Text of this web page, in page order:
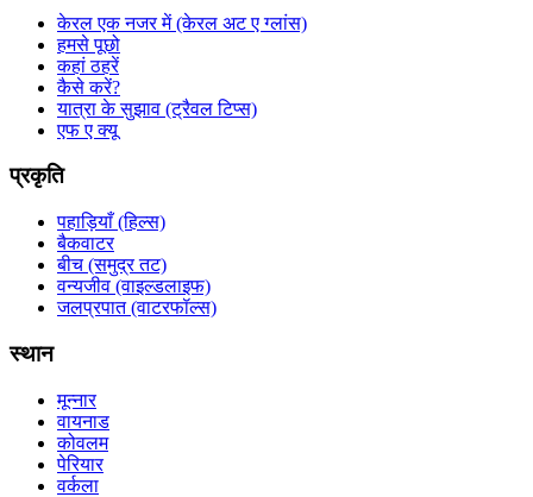
केरल एक नजर में (केरल अट ए ग्लांस)
हमसे पूछो
कहां ठहरें
कैसे करें?
यात्रा के सुझाव (ट्रैवल टिप्स)
एफ ए क्यू
प्रकृति
पहाड़ियाँ (हिल्स)
बैकवाटर
बीच (समुद्र तट)
वन्यजीव (वाइल्डलाइफ)
जलप्रपात (वाटरफॉल्स)
स्थान
मून्नार
वायनाड
कोवलम
पेरियार
वर्कला